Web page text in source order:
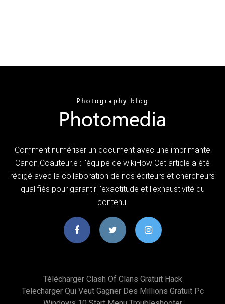
Comment numériser un document avec une imprimante
Canon Coauteur.e : l'équipe de wikiHow Cet article a été
rédigé avec la collaboration de nos éditeurs et chercheurs
qualifiés pour garantir l'exactitude et l'exhaustivité du
contenu.
Télécharger Clash Of Clans Gratuit Hack
Telecharger Qui Veut Gagner Des Millions Gratuit Pc